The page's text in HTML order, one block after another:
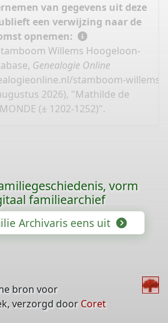
van gegevens uit deze
een verwijzing naar de
opnemen:
Willems Hoogeloon-
Genealogie Online
stamboom-willems-
2026), "Mathilde de
(± 1202-1252)".
vorm
familiearchief
Archivaris eens uit
bron voor
verzorgd door Coret